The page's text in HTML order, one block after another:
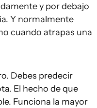
y por debajo
Y normalmente
cuando atrapas una
Debes predecir
El hecho de que
Funciona la mayor